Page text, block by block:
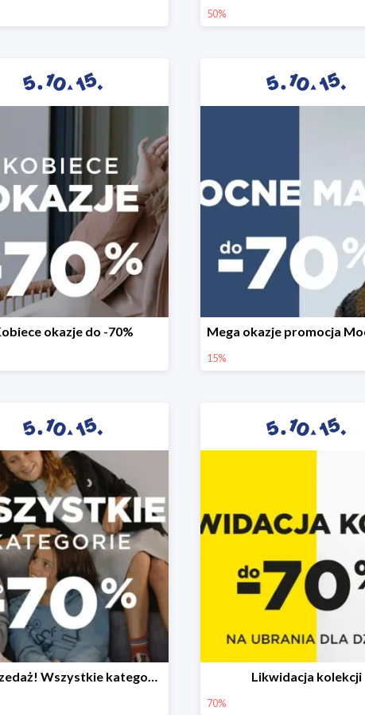
50%
okazje do -70%
15%
Wyprzedaż! Wszystkie kategorie do -70% Likwidacja kolekcji
70%